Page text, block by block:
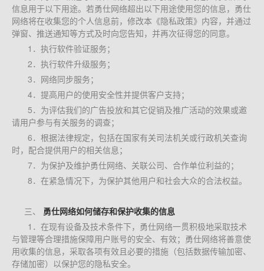
信息用于以下用途。若勇仕网络超出以下用途使用您的信息，勇仕
网络将在收集您的个人信息前，修改本《隐私政策》内容，并通过
弹窗、推送通知等方式及时向您告知，并再次征得您的同意。
1．执行软件验证服务；
2．执行软件升级服务；
3．网络同步服务；
4．提高用户的使用安全性并提供客户支持；
5．为评估我们的广告投放和其它促销及推广活动的效果或邀
请用户参与有关服务的调查；
6．根据法律规定，包括在国家有关司法机关或行政机关查询
时，配合提供用户的相关信息；
7．为保护及维护勇仕网络、关联公司、合作单位利益的；
8．在紧急情况下，为保护其他用户和社会大众的合法权益。
三、
勇仕网络如何储存和保护收集的信息
1．在现有设备及技术条件下，勇仕网络一贯积极地采取技术
与管理等合理措施保障用户账号的安全、有效；勇仕网络将善意使
用收集的信息，采取各项有效且必要的措施（包括数据传输加密、
存储加密）以保护您的隐私安全。